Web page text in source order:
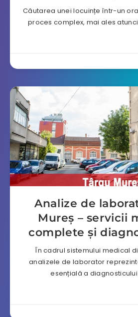
Căutarea unei locuințe într-un
proces complex, mai ales
Analize de
Mureș – servicii
complete și
În cadrul sistemului medical
analizele de laborator
esențială a